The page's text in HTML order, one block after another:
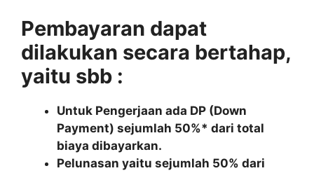
Pembayaran dapat
dilakukan secara bertahap,
yaitu sbb :
Untuk Pengerjaan ada DP (Down
Payment) sejumlah 50%* dari total
biaya dibayarkan.
Pelunasan yaitu sejumlah 50% dari